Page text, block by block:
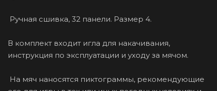
Ручная сшивка, 32 панели. Размер 4.
В комплект входит игла для накачивания,
инструкция по эксплуатации и уходу за мячом.
На мяч наносятся пиктограммы, рекомендующие